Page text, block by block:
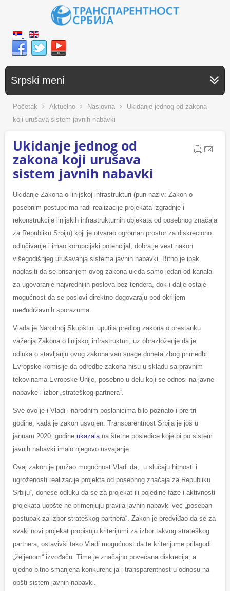
Srpski meni
Početak Aktuelno Naslovna
Ukidanje jednog od zakona
koji urušava sistem javnih nabavki
Ukidanje jednog od
zakona koji urušava
sistem javnih nabavki
Ukidanje Zakona o linijskoj infrastrukturi (pun naziv: Zakon o
posebnim postupcima radi realizacije projekata izgradnje i
rekonstrukcije linijskih infrastrukturnih objekata od posebnog značaja
za Republiku Srbiju) koji je otvarao ogroman prostor za diskreciono
odlučivanje i imao korupcijski potencijal, dobra je vest nakon
višegodišnjeg urušavanja sistema javnih nabavki. Bitno je ipak
naglasiti da se brisanjem ovog zakona ukida samo jedan od kanala
za ugovaranje najvrednijih poslova bez tendera, dok i dalje ostaje
mogućnost da se poslovi direktno dogovaraju pod okriljem
međudržavnih sporazuma.
Vlada je Narodnoj Skupštini uputila predlog zakona o prestanku
važenja Zakona o linijskoj infrastrukturi, uz obrazloženje da je
odluka o stavljanju ovog zakona van snage doneta zbog primedbi
Evropske komisije da odredbe zakona nisu u skladu sa pravnim
tekovinama Evropske Unije, posebno u delu koji se odnosi na javne
nabavke i izbor „strateškog partnera“.
Sve ovo je i Vladi i narodnim poslanicima bilo poznato i pre tri
godine, kada je zakon usvojen. Transparentnost Srbija je još u
januaru 2020. godine ukazala na štetne posledice koje bi po sistem
javnih nabavki imalo njegovo usvajanje.
Ovaj zakon je pružao mogućnost Vladi da, „u slučaju hitnosti i
ugroženosti realizacije projekta od posebnog značaja za Republiku
Srbiju“, donese odluku da se za projekat ili pojedine faze i aktivnosti
projekata uopšte ne primenjuju pravila javnih nabavki već „poseban
postupak za izbor strateškog partnera“. Zakon je predviđao da se za
svaki novi projekat propisuju kriterijumi za izbor takvog strateškog
partnera, ostavivši tako Vladi mogućnost da te kriterijume prilagodi
„željenom“ izvođaču. Time je značajno povećana diskrecija, a
ujedno bitno smanjena konkurencija i transparentnost u odnosu na
opšti sistem javnih nabavki.